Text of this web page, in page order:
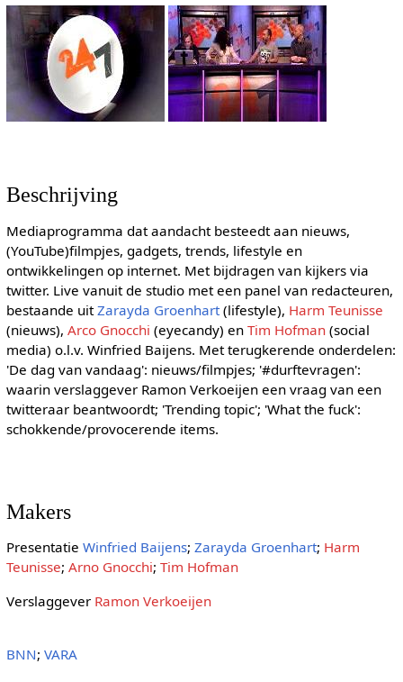
Beschrijving
Mediaprogramma dat aandacht besteedt aan nieuws,
(YouTube)filmpjes, gadgets, trends, lifestyle en
ontwikkelingen op internet. Met bijdragen van kijkers via
twitter. Live vanuit de studio met een panel van redacteuren,
bestaande uitZarayda Groenhart(lifestyle), Harm Teunisse
(nieuws), Arco Gnocchi (eyecandy) en Tim Hofman(social
media) o.l.v. Winfried Baijens. Met terugkerende onderdelen:
'De dag van vandaag': nieuws/filmpjes; '#durftevragen':
waarin verslaggever Ramon Verkoeijen een vraag van een
twitteraar beantwoordt; 'Trending topic'; 'What the fuck':
schokkende/provocerende items.
Makers
Presentatie Winfried Baijens; Zarayda Groenhart; Harm
Teunisse; Arno Gnocchi; Tim Hofman
Verslaggever Ramon Verkoeijen
BNN; VARA